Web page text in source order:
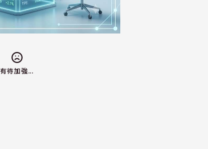
有待加強...